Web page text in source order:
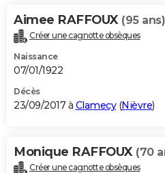
Aimee RAFFOUX (95 ans)
Créer une cagnotte obsèques
Naissance
07/01/1922
Décès
23/09/2017 à Clamecy(Nièvre)
Monique RAFFOUX (70
Créer une cagnotte obsèques